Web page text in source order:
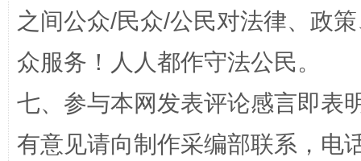
东山县通报“牛蛙产品抗生素超标问题” 法
之间公众/民众/公民对法律、政
众服务！人人都作守法公民。
七、参与本网发表评论感言即表
有意见请向制作采编部联系，电